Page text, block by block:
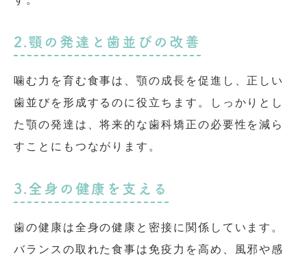
2.顎の発達と歯並びの改善
噛む力を育む食事は、顎の成長を促進し、正しい
歯並びを形成するのに役立ちます。しっかりとし
た顎の発達は、将来的な歯科矯正の必要性を減ら
すことにもつながります。
3.全身の健康を支える
歯の健康は全身の健康と密接に関係しています。
バランスの取れた食事は免疫力を高め、風邪や感